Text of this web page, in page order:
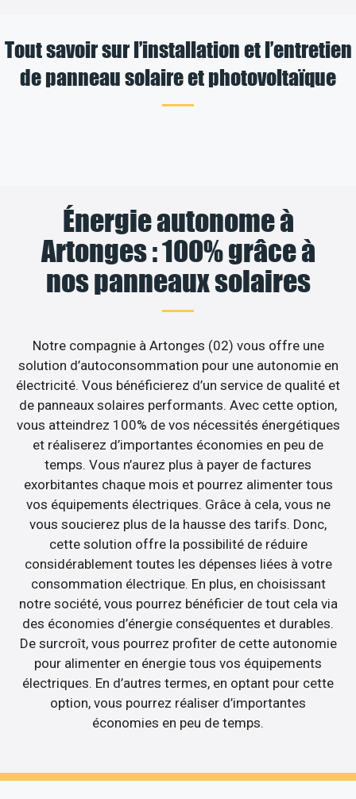
Tout savoir sur l’installation et l’entretien
de panneau solaire et photovoltaïque
Énergie autonome à
Artonges : 100% grâce à
nos panneaux solaires
Notre compagnie à Artonges (02) vous offre une
solution d’autoconsommation pour une autonomie en
électricité. Vous bénéficierez d’un service de qualité et
de panneaux solaires performants. Avec cette option,
vous atteindrez 100% de vos nécessités énergétiques
et réaliserez d’importantes économies en peu de
temps. Vous n’aurez plus à payer de factures
exorbitantes chaque mois et pourrez alimenter tous
vos équipements électriques. Grâce à cela, vous ne
vous soucierez plus de la hausse des tarifs. Donc,
cette solution offre la possibilité de réduire
considérablement toutes les dépenses liées à votre
consommation électrique. En plus, en choisissant
notre société, vous pourrez bénéficier de tout cela via
des économies d’énergie conséquentes et durables.
De surcroît, vous pourrez profiter de cette autonomie
pour alimenter en énergie tous vos équipements
électriques. En d’autres termes, en optant pour cette
option, vous pourrez réaliser d’importantes
économies en peu de temps.